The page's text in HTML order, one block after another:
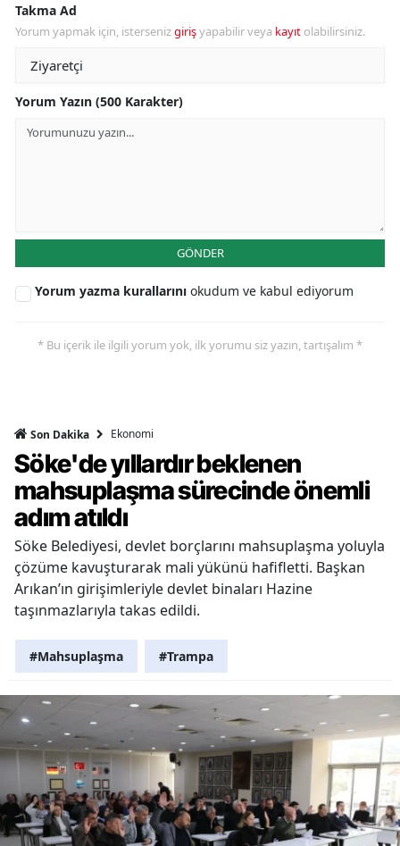
Takma Ad
Yorum yapmak için, istersenizgirişyapabilir veya kayıt olabilirsiniz.
Yorum Yazın (500 Karakter)
GÖNDER
Yorum yazma kurallarını okudum ve kabul ediyorum
* Bu içerik ile ilgili yorum yok, ilk yorumu siz yazın, tartışalım *
Son Dakika Ekonomi
Söke'de yıllardır beklenen
mahsuplaşma sürecinde önemli
adım atıldı
Söke Belediyesi, devlet borçlarını mahsuplaşma yoluyla
çözüme kavuşturarak mali yükünü hafifletti. Başkan
Arıkan’ın girişimleriyle devlet binaları Hazine
taşınmazlarıyla takas edildi.
#Mahsuplaşma #Trampa